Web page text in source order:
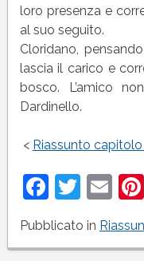
loro presenza e
al suo seguito.
Cloridano,
lascia il carico e
bosco. L’amico
Dardinello.
< Riassunto capitolo
Pubblicato in